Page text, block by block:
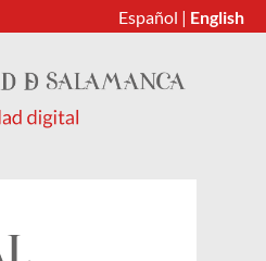
Español | English